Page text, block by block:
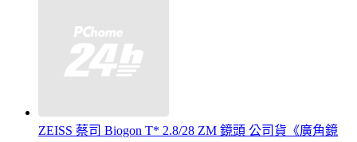
ZEISS 蔡司 Biogon T* 2.8/28 ZM 鏡頭 公司貨《廣角鏡